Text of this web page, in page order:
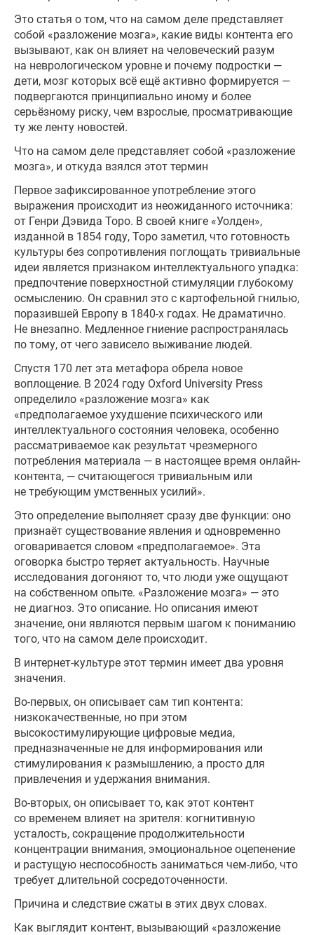
Это статья о том, что на самом деле представляет
собой «разложение мозга», какие виды контента его
вызывают, как он влияет на человеческий разум
на неврологическом уровне и почему подростки —
дети, мозг которых всё ещё активно формируется —
подвергаются принципиально иному и более
серьёзному риску, чем взрослые, просматривающие
ту же ленту новостей.
Что на самом деле представляет собой «разложение
мозга», и откуда взялся этот термин
Первое зафиксированное употребление этого
выражения происходит из неожиданного источника:
от Генри Дэвида Торо. В своей книге «Уолден»,
изданной в 1854 году, Торо заметил, что готовность
культуры без сопротивления поглощать тривиальные
идеи является признаком интеллектуального упадка:
предпочтение поверхностной стимуляции глубокому
осмыслению. Он сравнил это с картофельной гнилью,
поразившей Европу в 1840-х годах. Не драматично.
Не внезапно. Медленное гниение распространялась
по тому, от чего зависело выживание людей.
Спустя 170 лет эта метафора обрела новое
воплощение. В 2024 году Oxford University Press
определило «разложение мозга» как
«предполагаемое ухудшение психического или
интеллектуального состояния человека, особенно
рассматриваемое как результат чрезмерного
потребления материала — в настоящее время онлайн-
контента, — считающегося тривиальным или
не требующим умственных усилий».
Это определение выполняет сразу две функции: оно
признаёт существование явления и одновременно
оговаривается словом «предполагаемое». Эта
оговорка быстро теряет актуальность. Научные
исследования догоняют то, что люди уже ощущают
на собственном опыте. «Разложение мозга» — это
не диагноз. Это описание. Но описания имеют
значение, они являются первым шагом к пониманию
того, что на самом деле происходит.
В интернет-культуре этот термин имеет два уровня
значения.
Во-первых, он описывает сам тип контента:
низкокачественные, но при этом
высокостимулирующие цифровые медиа,
предназначенные не для информирования или
стимулирования к размышлению, а просто для
привлечения и удержания внимания.
Во-вторых, он описывает то, как этот контент
со временем влияет на зрителя: когнитивную
усталость, сокращение продолжительности
концентрации внимания, эмоциональное оцепенение
и растущую неспособность заниматься чем-либо, что
требует длительной сосредоточенности.
Причина и следствие сжаты в этих двух словах.
Как выглядит контент, вызывающий «разложение